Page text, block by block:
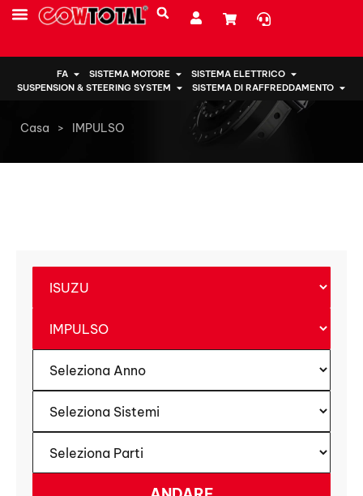
FA SISTEMA MOTORE
SISTEMA ELETTRICO
SUSPENSION & STEERING SYSTEM
SISTEMA DI RAFFREDDAMENTO
Casa > IMPULSO